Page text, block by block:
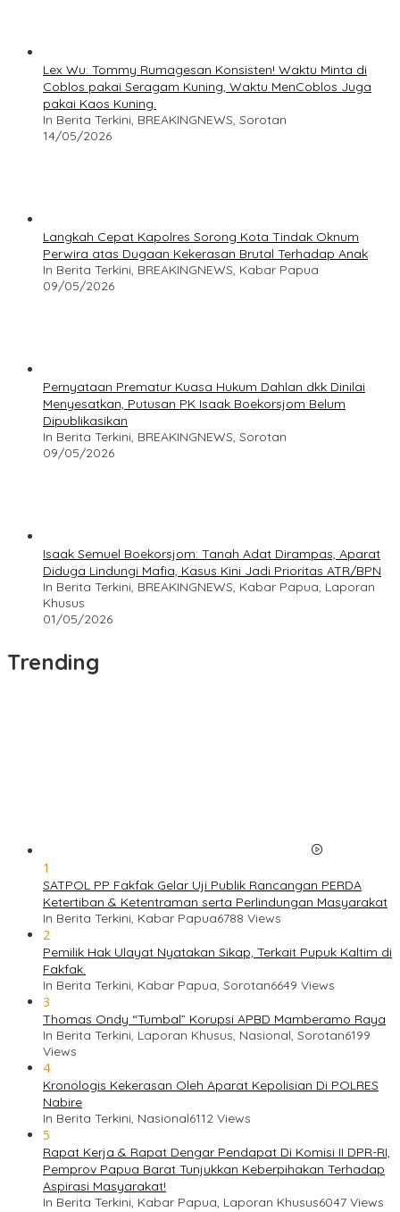
Lex Wu: Tommy Rumagesan Konsisten! Waktu Minta di
Coblos pakai Seragam Kuning, Waktu MenCoblos Juga
pakai Kaos Kuning.
In Berita Terkini, BREAKINGNEWS, Sorotan
14/05/2026
Langkah Cepat Kapolres Sorong Kota Tindak Oknum
Perwira atas Dugaan Kekerasan Brutal Terhadap Anak
In Berita Terkini, BREAKINGNEWS, Kabar Papua
09/05/2026
Pernyataan Prematur Kuasa Hukum Dahlan dkk Dinilai
Menyesatkan, Putusan PK Isaak Boekorsjom Belum
Dipublikasikan
In Berita Terkini, BREAKINGNEWS, Sorotan
09/05/2026
Isaak Semuel Boekorsjom: Tanah Adat Dirampas, Aparat
Diduga Lindungi Mafia, Kasus Kini Jadi Prioritas ATR/BPN
In Berita Terkini, BREAKINGNEWS, Kabar Papua, Laporan
Khusus
01/05/2026
Trending
1
SATPOL PP Fakfak Gelar Uji Publik Rancangan PERDA
Ketertiban & Ketentraman serta Perlindungan Masyarakat
In Berita Terkini, Kabar Papua6788 Views
2
Pemilik Hak Ulayat Nyatakan Sikap, Terkait Pupuk Kaltim di
Fakfak.
In Berita Terkini, Kabar Papua, Sorotan6649 Views
3
Thomas Ondy “Tumbal” Korupsi APBD Mamberamo Raya
In Berita Terkini, Laporan Khusus, Nasional, Sorotan6199
Views
4
Kronologis Kekerasan Oleh Aparat Kepolisian Di POLRES
Nabire
In Berita Terkini, Nasional6112 Views
5
Rapat Kerja & Rapat Dengar Pendapat Di Komisi II DPR-RI,
Pemprov Papua Barat Tunjukkan Keberpihakan Terhadap
Aspirasi Masyarakat!
In Berita Terkini, Kabar Papua, Laporan Khusus6047 Views